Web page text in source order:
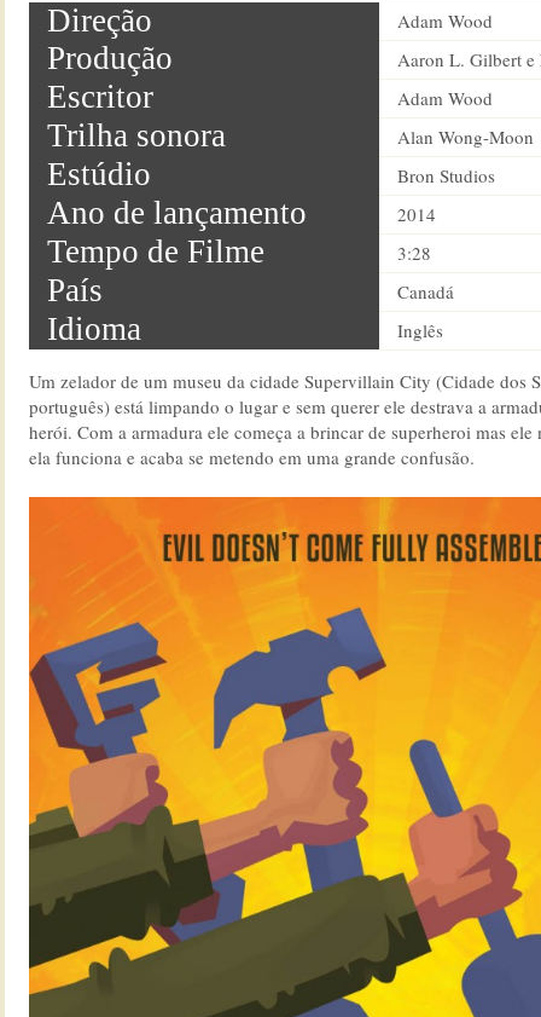
Direção Adam Wood
Produção Aaron L. Gilbert
Escritor Adam Wood
Trilha sonora Alan Wong-Moon
Estúdio Bron Studios
Ano de lançamento 2014
Tempo de Filme 3:28
País Canadá
Idioma Inglês
Um zelador de um museu da cidade Supervillain City (Cidade dos
português) está limpando o lugar e sem querer ele destrava a
herói. Com a armadura ele começa a brincar de superheroi mas ele
ela funciona e acaba se metendo em uma grande confusão.